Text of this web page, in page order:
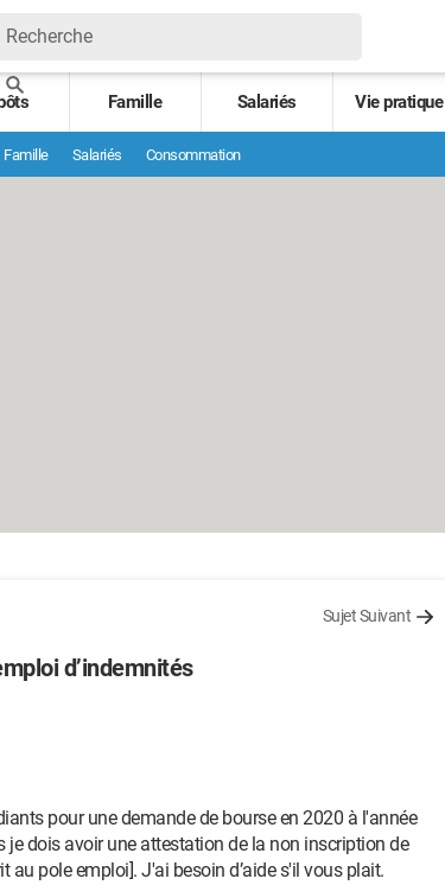
Famille Salariés Vie pratique
Famille Salariés Consommation
Sujet Suivant
d’indemnités
pour une demande de bourse en 2020 à l'année
je dois avoir une attestation de la non inscription de
pole emploi]. J'ai besoin d’aide s'il vous plait.